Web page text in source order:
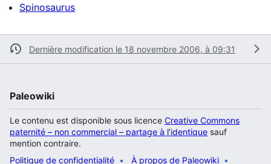
Spinosaurus
Dernière modification le 18 novembre 2006, à 09:31
Paleowiki
Le contenu est disponible sous licence Creative Commons
paternité – non commercial – partage à l’identique sauf
mention contraire.
Politique de confidentialité
À propos de Paleowiki